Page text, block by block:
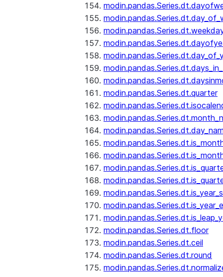
modin.pandas.Series.dt.quarter
modin.pandas.Series.dt.floor
modin.pandas.Series.dt.ceil
modin.pandas.Series.dt.round